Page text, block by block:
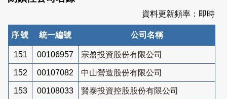
資料更新頻率：即時
序號 統一編號 公司名稱
151 00106957 宗盈投資股份有限公司
152 00107082 中山營造股份有限公司
153 00108033 賢泰投資控股股份有限公司